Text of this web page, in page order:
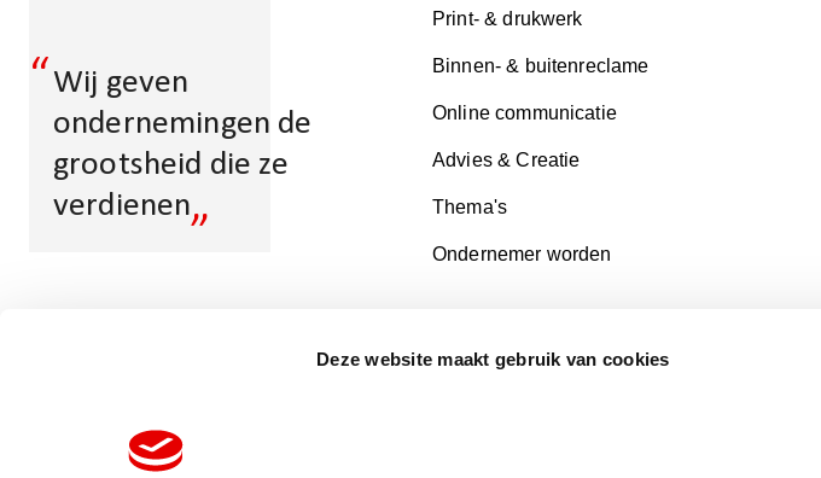
Deze website maakt gebruik van cookies
“ Wij geven
ondernemingen de
grootsheid die ze
verdienen„
Print- & drukwerk
Binnen- & buitenreclame
Online communicatie
Advies & Creatie
Thema's
Ondernemer worden